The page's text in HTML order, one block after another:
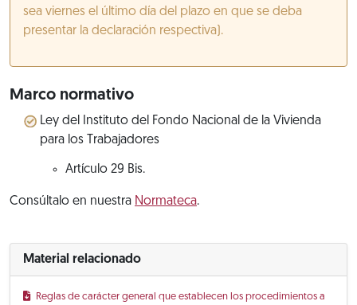
sea viernes el último día del plazo en que se deba
presentar la declaración respectiva).
Marco normativo
Ley del Instituto del Fondo Nacional de la Vivienda
para los Trabajadores
Artículo 29 Bis.
Consúltalo en nuestra Normateca.
Material relacionado
Reglas de carácter general que establecen los procedimientos a